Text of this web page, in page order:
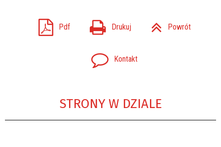
Pdf Drukuj Powrót
Kontakt
STRONY W DZIALE